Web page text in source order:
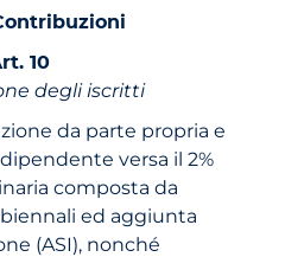
10
degli iscritti
da parte propria e
versa il 2%
composta da
ed aggiunta
(ASI), nonché